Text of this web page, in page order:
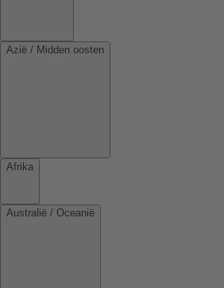
Azië / Midden oosten
Afrika
Australië / Oceanië